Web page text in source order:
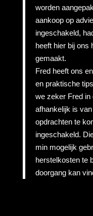
worden
aankoop op
ingeschakeld,
heeft hier bij ons
gemaakt.
Fred heeft ons
en praktische
we zeker Fred in
afhankelijk is
opdrachten te
ingeschakeld.
min mogelijk
herstelkosten te
doorgang kan